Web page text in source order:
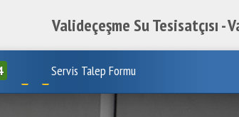
Valideçeşme Su Tesisatçısı -
Servis Talep Formu